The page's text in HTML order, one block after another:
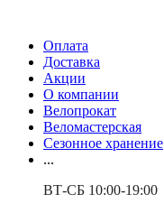
Оплата
Доставка
Акции
О компании
Велопрокат
Веломастерская
Сезонное хранение
...
ВТ-СБ 10:00-19:00